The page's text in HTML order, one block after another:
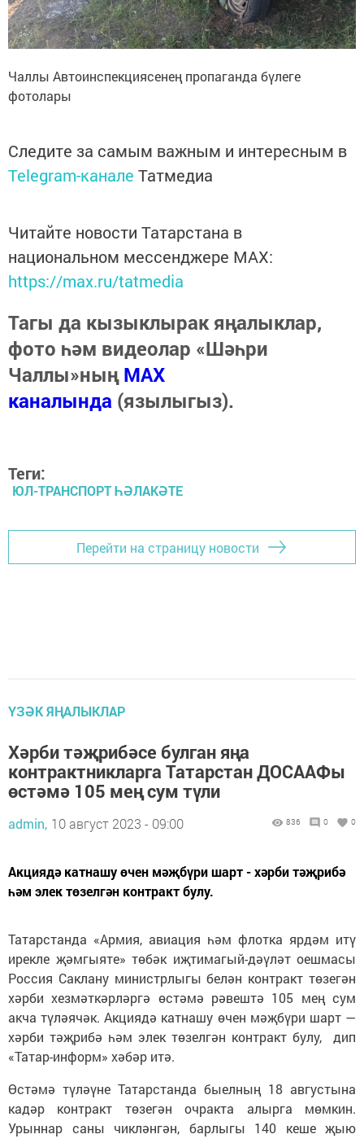
Чаллы Автоинспекциясенең пропаганда бүлеге
фотолары
Следите за самым важным и интересным в
Telegram-канале Татмедиа
Читайте новости Татарстана в
национальном мессенджере MАХ:
https://max.ru/tatmedia
Тагы да кызыклырак яңалыклар,
фото һәм видеолар «Шәһри
Чаллы»ныңMAX
каналында (язылыгыз).
Теги:
ЮЛ-ТРАНСПОРТ ҺӘЛАКӘТЕ
Перейти на страницу новости
ҮЗӘК ЯҢАЛЫКЛАР
Хәрби тәҗрибәсе булган яңа
контрактникларга Татарстан ДОСААФы
өстәмә 105 мең сум түли
admin, 10 август 2023 - 09:00 836 0 0
Акциядә катнашу өчен мәҗбүри шарт - хәрби тәҗрибә
һәм элек төзелгән контракт булу.
Татарстанда «Армия, авиация һәм флотка ярдәм итү
ирекле җәмгыяте» төбәк иҗтимагый-дәүләт оешмасы
Россия Саклану министрлыгы белән контракт төзегән
хәрби хезмәткәрләргә өстәмә рәвештә 105 мең сум
акча түләячәк. Акциядә катнашу өчен мәҗбүри шарт —
хәрби тәҗрибә һәм элек төзелгән контракт булу, дип
«Татар-информ» хәбәр итә.
Өстәмә түләүне Татарстанда быелның 18 августына
кадәр контракт төзегән очракта алырга мөмкин.
Урыннар саны чикләнгән, барлыгы 140 кеше җыю